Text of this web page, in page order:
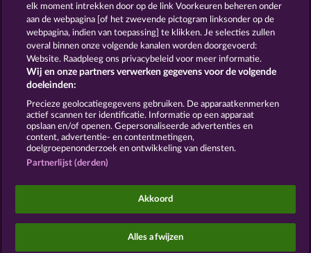
Toon alle spelletjes
Algemene voorwaarden Privacyverklaring
Colofon Bedrijf FAQ Facebook Blog
Terugbetalingsverzoek indienen
Sociale casino games zijn enkel bedoeld voor
entertainment en hebben absoluut geen enkele
gokken met echt geld.
©2026 Whow Games GmbH
elk moment intrekken door op de link Voorkeuren beheren onder
aan de webpagina [of het zwevende pictogram linksonder op de
webpagina, indien van toepassing] te klikken. Je selecties zullen
overal binnen onze volgende kanalen worden doorgevoerd:
Website. Raadpleeg ons privacybeleid voor meer informatie.
Wij en onze partners verwerken gegevens voor de volgende
doeleinden:
Precieze geolocatiegegevens gebruiken. De apparaatkenmerken
actief scannen ter identificatie. Informatie op een apparaat
opslaan en/of openen. Gepersonaliseerde advertenties en
content, advertentie- en contentmetingen,
doelgroepenonderzoek en ontwikkeling van diensten.
Partnerlijst (derden)
Akkoord
Alles afwijzen